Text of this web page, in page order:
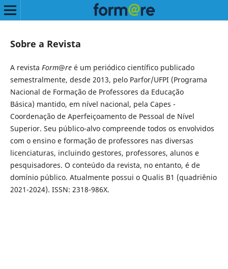
Sobre a Revista
A revista Form@re é um periódico científico publicado
semestralmente, desde 2013, pelo Parfor/UFPI (Programa
Nacional de Formação de Professores da Educação
Básica) mantido, em nível nacional, pela Capes -
Coordenação de Aperfeiçoamento de Pessoal de Nível
Superior. Seu público-alvo compreende todos os envolvidos
com o ensino e formação de professores nas diversas
licenciaturas, incluindo gestores, professores, alunos e
pesquisadores. O conteúdo da revista, no entanto, é de
domínio público. Atualmente possui o Qualis B1 (quadriênio
2021-2024). ISSN: 2318-986X.